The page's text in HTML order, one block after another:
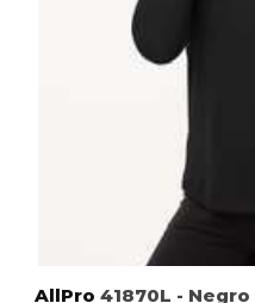
AllPro 41870L - Negro